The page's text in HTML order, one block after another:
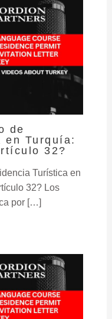
de
en Turquía:
32?
Turística en
32? Los
por […]